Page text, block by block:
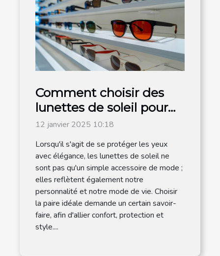
Comment choisir des
lunettes de soleil pour
hommes adaptées à
chaque style de vie
12 janvier 2025 10:18
Lorsqu'il s'agit de se protéger les yeux
avec élégance, les lunettes de soleil ne
sont pas qu'un simple accessoire de mode ;
elles reflètent également notre
personnalité et notre mode de vie. Choisir
la paire idéale demande un certain savoir-
faire, afin d'allier confort, protection et
style....